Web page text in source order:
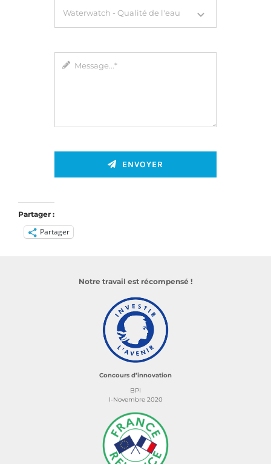
ENVOYER
Partager :
Partager
Notre travail est récompensé !
Concours d’innovation
BPI
I-Novembre 2020